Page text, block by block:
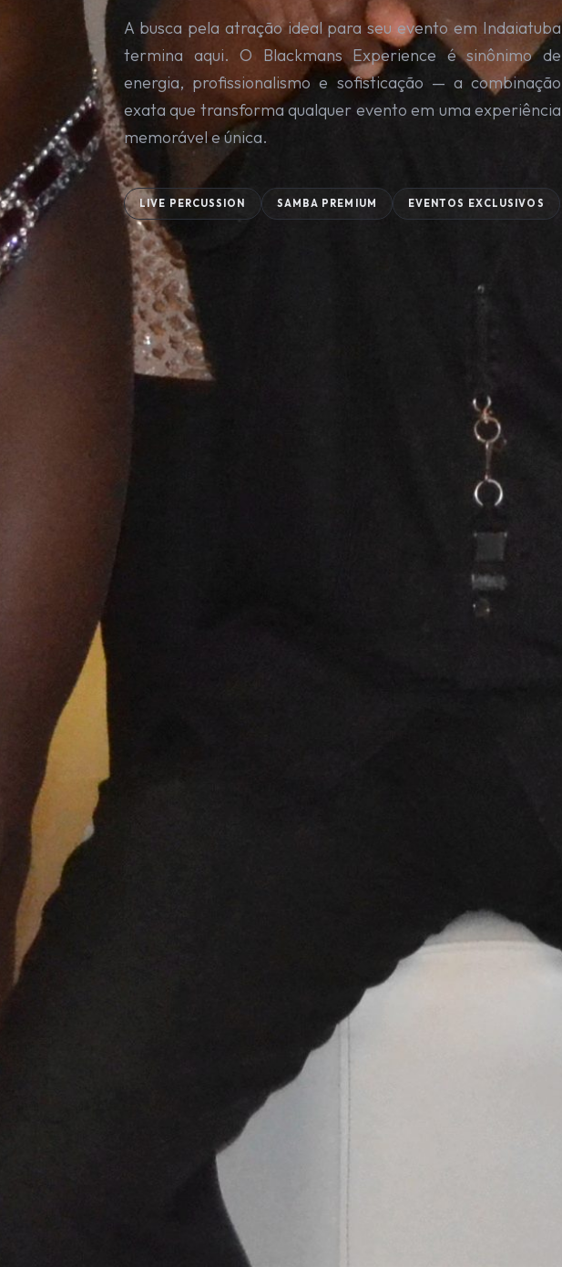
A busca pela atração ideal para seu evento em Indaiatuba
termina aqui. O Blackmans Experience é sinônimo de
energia, profissionalismo e sofisticação — a combinação
exata que transforma qualquer evento em uma experiência
memorável e única.
LIVE PERCUSSION SAMBA PREMIUM EVENTOS EXCLUSIVOS